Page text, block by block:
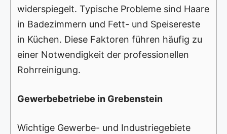
widerspiegelt. Typische Probleme sind Haare
in Badezimmern und Fett- und Speisereste
in Küchen. Diese Faktoren führen häufig zu
einer Notwendigkeit der professionellen
Rohrreinigung.
Gewerbebetriebe in Grebenstein
Wichtige Gewerbe- und Industriegebiete